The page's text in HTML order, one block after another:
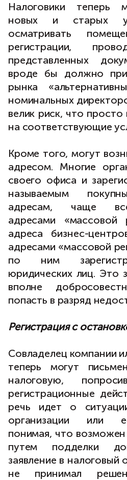
Налоговики теперь
новых и старых
осматривать
регистрации,
представленных
вроде бы должно
рынка
номинальных
велик риск, что
на соответствующие
Кроме того, могут
адресом. Многие
своего офиса и
называемым
адресам, чаще
адресами «массовой
адреса бизнес-
адресами «массовой
по ним
юридических лиц. Это
вполне
попасть в разряд
Регистрация с
Совладелец компании
теперь могут
налоговую,
регистрационные
речь идет о
организации или
понимая, что возможен
путем подделки
заявление в налоговый
не принимал